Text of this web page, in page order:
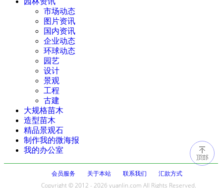
市场动态
图片资讯
国内资讯
企业动态
环球动态
园艺
设计
景观
工程
古建
大规格苗木
造型苗木
精品景观石
制作我的微海报
我的办公室
会员服务 关于本站 联系我们
汇款方式
Copyright © 2012 - 2026 yuanlin.com All Rights Reserved.